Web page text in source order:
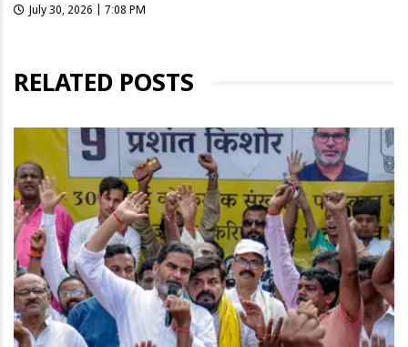
July 30, 2026 | 7:08 PM
RELATED POSTS